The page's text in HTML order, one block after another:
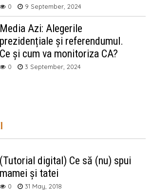
0 9 September, 2024
Media Azi: Alegerile
prezidențiale și referendumul.
Ce și cum va monitoriza CA?
0 3 September, 2024
(Tutorial digital) Ce să (nu) spui
mamei și tatei
0 31 May, 2018